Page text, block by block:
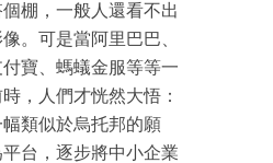
棚，一般人還看不出
。可是當阿里巴巴、
寶、螞蟻金服等等一
，人們才恍然大悟：
類似於烏托邦的願
台，逐步將中小企業
成為 EJ Tech 會員
最新資訊（附創業懶人包）
箱！